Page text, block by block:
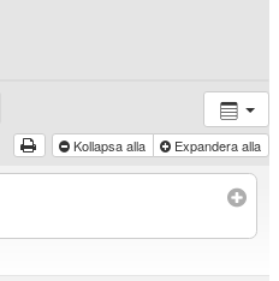
Kollapsa alla Expandera alla